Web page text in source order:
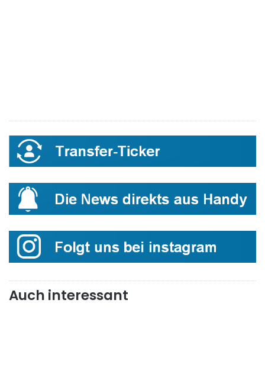
Auch interessant